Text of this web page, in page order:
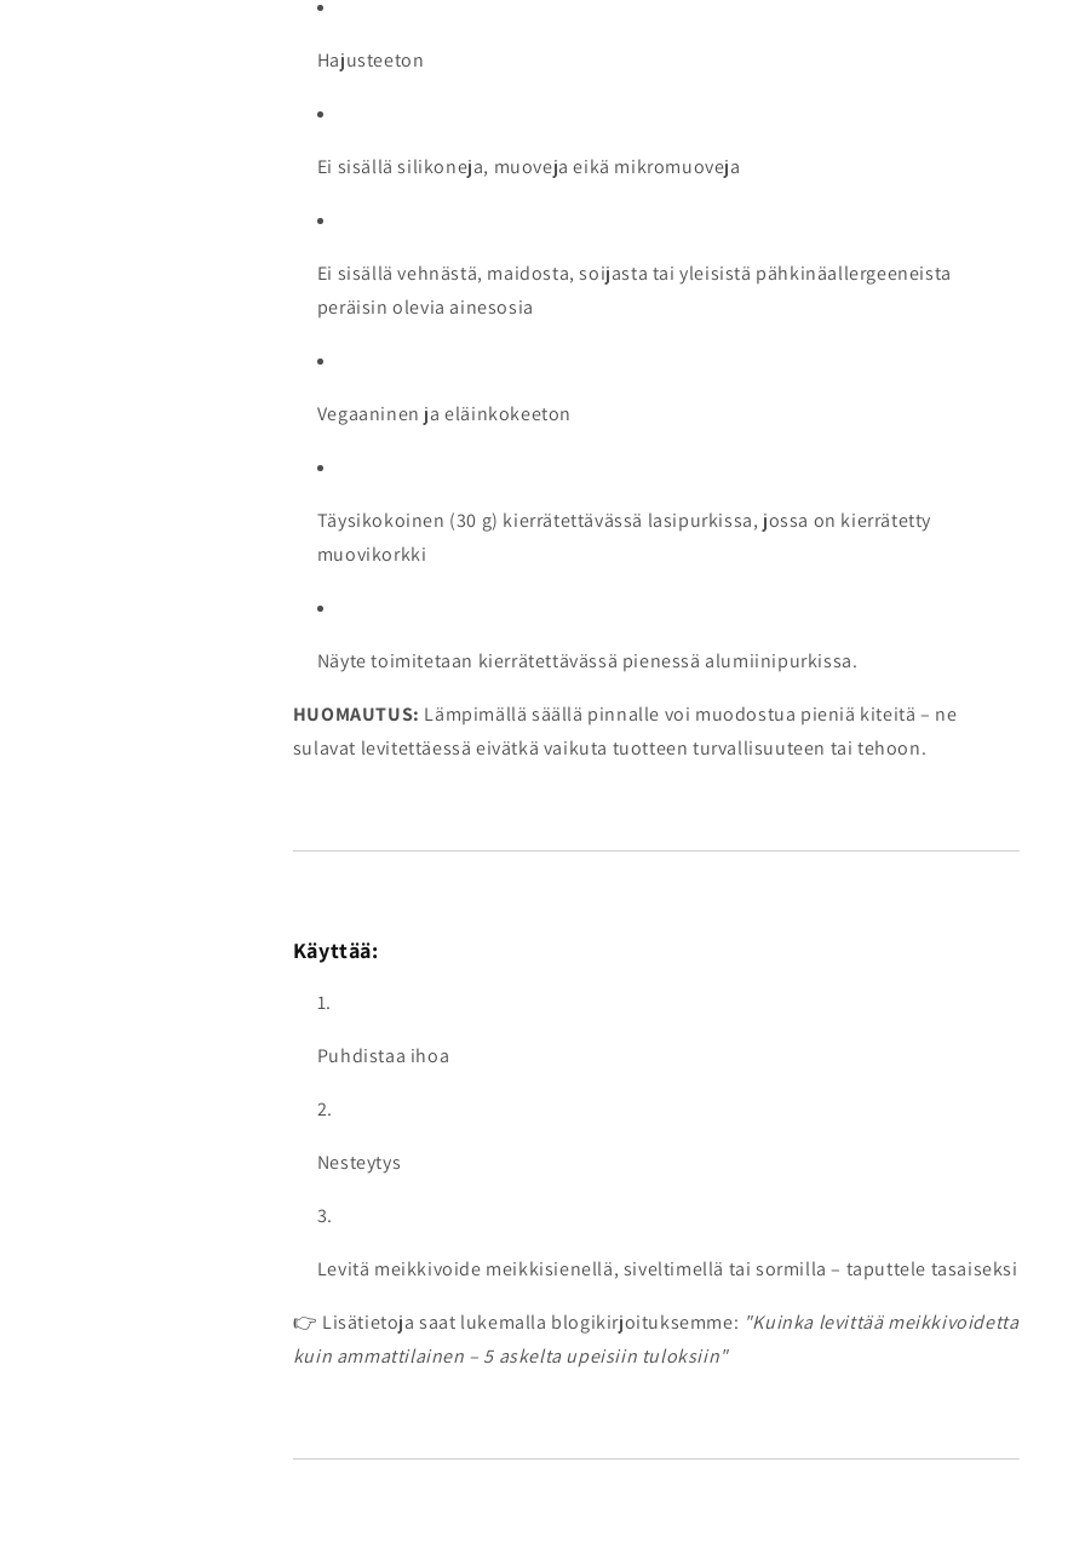
Hajusteeton
Ei sisällä silikoneja, muoveja eikä mikromuoveja
Ei sisällä vehnästä, maidosta, soijasta tai yleisistä pähkinäallergeeneista
peräisin olevia ainesosia
Vegaaninen ja eläinkokeeton
Täysikokoinen (30 g) kierrätettävässä lasipurkissa, jossa on kierrätetty
muovikorkki
Näyte toimitetaan kierrätettävässä pienessä alumiinipurkissa.
HUOMAUTUS: Lämpimällä säällä pinnalle voi muodostua pieniä kiteitä – ne
sulavat levitettäessä eivätkä vaikuta tuotteen turvallisuuteen tai tehoon.
Käyttää:
Puhdistaa ihoa
Nesteytys
Levitä meikkivoide meikkisienellä, siveltimellä tai sormilla – taputtele tasaiseksi
👉 Lisätietoja saat lukemalla blogikirjoituksemme: "Kuinka levittää meikkivoidetta
kuin ammattilainen – 5 askelta upeisiin tuloksiin"